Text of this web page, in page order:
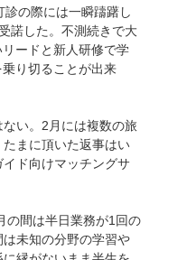
の際には一瞬躊躇し
諾した。不測続きで大
ードと新人研修で学
り切ることが出来
い。2月には複数の旅
まに頂いた返事はい
ド向けマッチングサ
の間は半日業務が1回の
未知の分野の学習や